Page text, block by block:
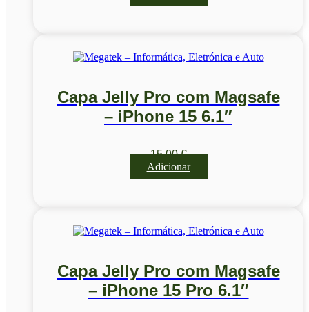
Capa Jelly Pro com Magsafe
– iPhone 15 6.1″
15,00€
Adicionar
Capa Jelly Pro com Magsafe
– iPhone 15 Pro 6.1″